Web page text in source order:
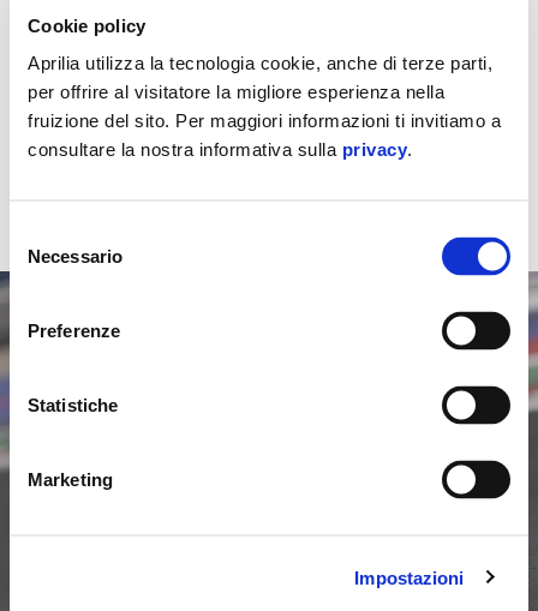
Cookie policy
Aprilia utilizza la tecnologia cookie, anche di terze parti,
per offrire al visitatore la migliore esperienza nella
fruizione del sito. Per maggiori informazioni ti invitiamo a
consultare la nostra informativa sulla privacy.
del
consenso
Necessario
Preferenze
Statistiche
Marketing
Impostazioni
RS 457: 35 KW di potenza con soli 159 kg a secco, un rapporto
peso-potenza senza rivali nel suo segmento. Ti sei guadagnato un
posto nella Racing Squad, adesso fatti valere.
Potrai guidarla con la patente A2.
CONFIGURA